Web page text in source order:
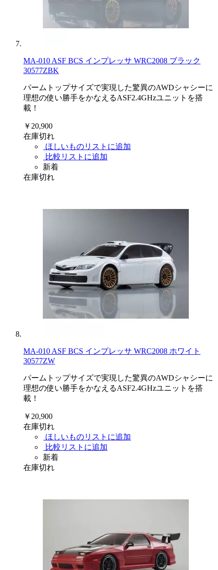
MA-010 ASF BCS インプレッサ WRC2008 ブラック
30577ZBK
パームトップサイズで実現した驚異のAWDシャシーに
理想の使い勝手をかなえるASF2.4GHzユニットを搭
載！
￥20,900
在庫切れ
ほしいものリストに追加
比較リストに追加
新着
在庫切れ
MA-010 ASF BCS インプレッサ WRC2008 ホワイト
30577ZW
パームトップサイズで実現した驚異のAWDシャシーに
理想の使い勝手をかなえるASF2.4GHzユニットを搭
載！
￥20,900
在庫切れ
ほしいものリストに追加
比較リストに追加
新着
在庫切れ